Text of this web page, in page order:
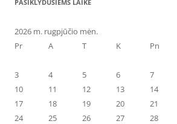
PASIKLYDUSIEMS LAIKE
2026 m. rugpjūčio mėn.
Pr
A T K Pn
3
4 5 6 7
10
11 12 13 14
17
18 19 20 21
24
25 26 27 28